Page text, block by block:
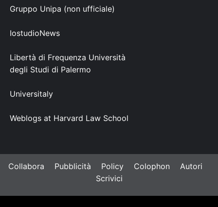
Gruppo Unipa (non ufficiale)
IostudioNews
Libertà di Frequenza Università
degli Studi di Palermo
Universitaly
Weblogs at Harvard Law School
Collabora Pubblicità Policy Colophon
Autori
Scrivici